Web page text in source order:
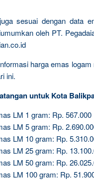
sesuai dengan data
oleh PT.
harga emas
ini.
untuk Kota
LM 1 gram: Rp. 567.000
LM 5 gram: Rp.
LM 10 gram: Rp.
LM 25 gram: Rp.
LM 50 gram: Rp.
LM 100 gram: Rp.